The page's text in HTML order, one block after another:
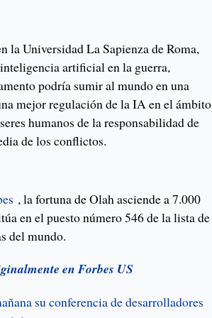
la Universidad La Sapienza de Roma,
artificial en la guerra,
podría sumir al mundo en una
mejor regulación de la IA en el ámbito
humanos de la responsabilidad de
de los conflictos.
, la fortuna de Olah asciende a 7.000
en el puesto número 546 de la lista de
del mundo.
en Forbes US
su conferencia de desarrolladores